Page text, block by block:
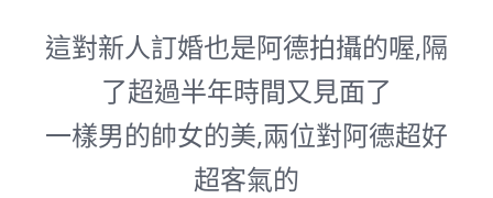
這對新人訂婚也是阿德拍攝的喔,隔
了超過半年時間又見面了
一樣男的帥女的美,兩位對阿德超好
超客氣的